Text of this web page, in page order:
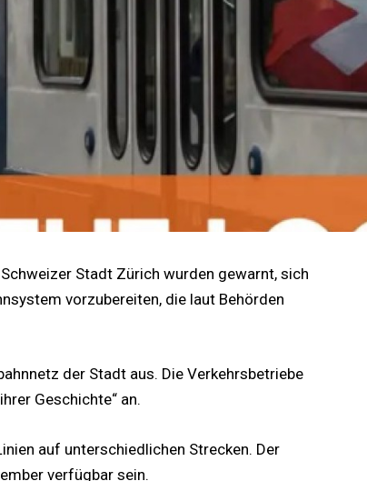
Stadt Zürich wurden gewarnt, sich
vorzubereiten, die laut Behörden
der Stadt aus. Die Verkehrsbetriebe
Geschichte“ an.
auf unterschiedlichen Strecken. Der
verfügbar sein.